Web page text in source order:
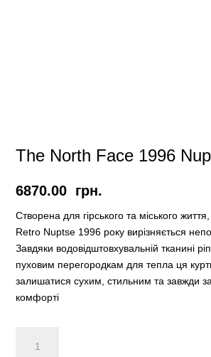
The North Face 1996
6870.00 грн.
Створена для гірського та міського
Retro Nuptse 1996 року вирізняється
Завдяки водовідштовхувальній тканині
пуховим перегородкам для тепла ця
залишатися сухим, стильним та завжди
комфорті
North